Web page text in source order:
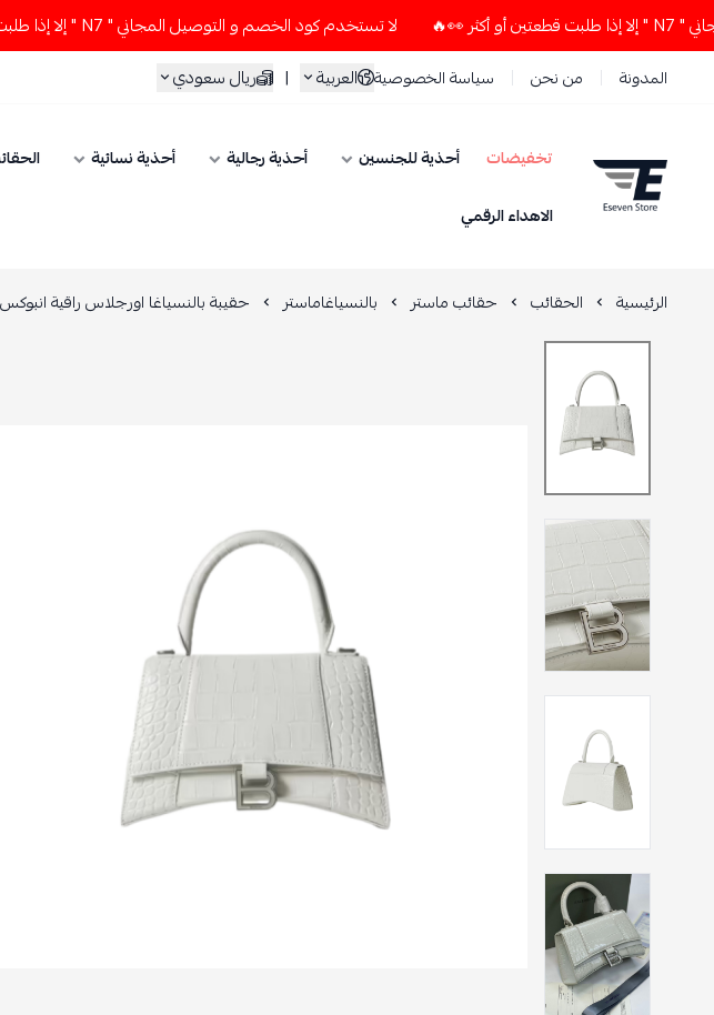
لا تستخدم كود الخصم و التوصيل المجاني " N7 " إلا إذا طلبت قطعتين أو أكثر 👀🔥
المدونة من نحن سياسة الخصوصية العربية | ريال سعودي
ESEVEN STORE
تخفيضات أحذية للجنسين أحذية رجالية أحذية نسائية
الاهداء الرقمي
الرئيسية الحقائب حقائب ماستر بالنسياغاماستر حقيبة بالنسياغا اورجلاس راقية